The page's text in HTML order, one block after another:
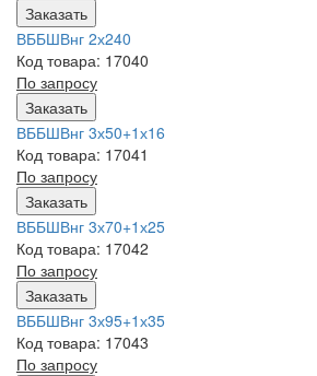
Заказать
ВББШВнг 2х240
Код товара: 17040
По запросу
Заказать
ВББШВнг 3х50+1х16
Код товара: 17041
По запросу
Заказать
ВББШВнг 3х70+1х25
Код товара: 17042
По запросу
Заказать
ВББШВнг 3х95+1х35
Код товара: 17043
По запросу